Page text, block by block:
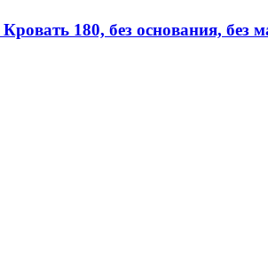
180, без основания, без